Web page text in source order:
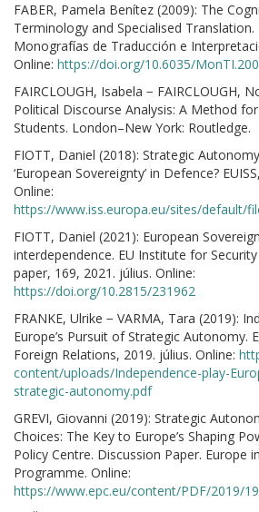
FABER, Pamela Benítez (2009): The
Terminology and Specialised Translation.
Monografías de Traducción e
Online: https://doi.org/10.6035/
FAIRCLOUGH, Isabela − FAIRCLOUGH,
Political Discourse Analysis: A Method
Students. London–New York: Routledge.
FIOTT, Daniel (2018): Strategic
‘European Sovereignty’ in Defence?
Online:
https://www.iss.europa.eu/sites/default/
FIOTT, Daniel (2021): European
interdependence. EU Institute for
paper, 169, 2021. július. Online:
https://doi.org/10.2815/231962
FRANKE, Ulrike − VARMA, Tara (2019):
Europe’s Pursuit of Strategic Autonomy.
Foreign Relations, 2019. július. Online:
content/uploads/Independence-play-
strategic-autonomy.pdf
GREVI, Giovanni (2019): Strategic
Choices: The Key to Europe’s Shaping
Policy Centre. Discussion Paper. Europe
Programme. Online:
https://www.epc.eu/content/PDF/2019/